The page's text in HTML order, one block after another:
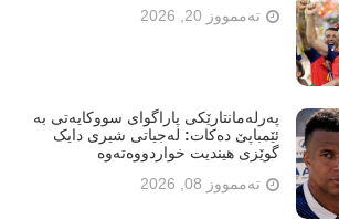
تەممووز 20, 2026
پەرلەمانتارێکی پاراگوای سووکایەتی بە
ئێمباپێ دەکات: لەجیاتی شیری دایک
گوێزی هیندیت خواردووەتەوە
تەممووز 08, 2026